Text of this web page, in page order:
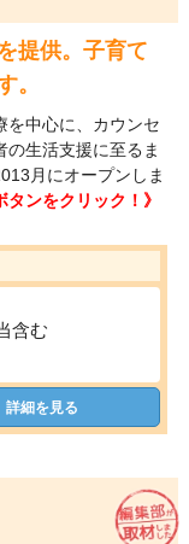
提供。子育て
。
を中心に、カウンセ
の生活支援に至るま
月にオープンしま
ンをクリック！》
含む
詳細を見る